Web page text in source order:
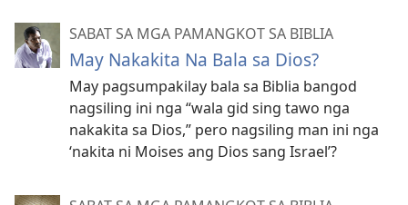
SABAT SA MGA PAMANGKOT SA BIBLIA
May Nakakita Na Bala sa Dios?
May pagsumpakilay bala sa Biblia bangod
nagsiling ini nga “wala gid sing tawo nga
nakakita sa Dios,” pero nagsiling man ini nga
‘nakita ni Moises ang Dios sang Israel’?